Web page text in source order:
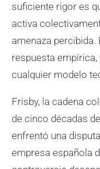
suficiente rigor es
activa
amenaza
respuesta
cualquier modelo
Frisby, la cadena
de cinco décadas
enfrentó una
empresa española